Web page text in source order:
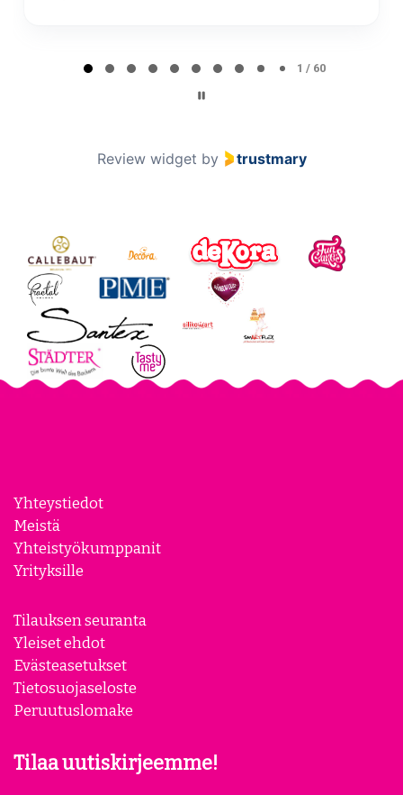
ML Minna Lehto
by trustmary
Yhteystiedot
Yhteistyökumppanit
Yrityksille
Tilauksen seuranta
Yleiset ehdot
Tietosuojaseloste